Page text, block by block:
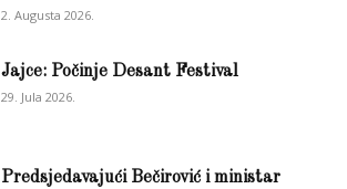
2. Augusta 2026.
Jajce: Počinje Desant Festival
29. Jula 2026.
Predsjedavajući Bečirović i ministar